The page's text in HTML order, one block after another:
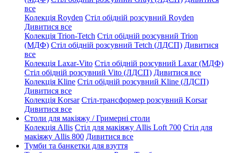
все
Колекція Royden Стіл обідній розсувний Royden
Дивитися все
Колекція Trion-Tetch Стіл обідній розсувний Trion
(МДФ) Стіл обідній розсувний Tetch (ЛДСП) Дивитися
все
Колекція Laxar-Vito Стіл обідній розсувний Laxar (МДФ)
Стіл обідній розсувний Vito (ЛДСП) Дивитися все
Колекція Kline Стіл обідній розсувний Kline (ЛДСП)
Дивитися все
Колекція Korsar Стіл-трансформер розсувний Korsar
Дивитися все
Столи для макіяжу / Гримерні столи
Колекція Allis Стіл для макіяжу Allis Loft 700 Стіл для
макіяжу Allis 800 Дивитися все
Тумби та банкетки для взуття